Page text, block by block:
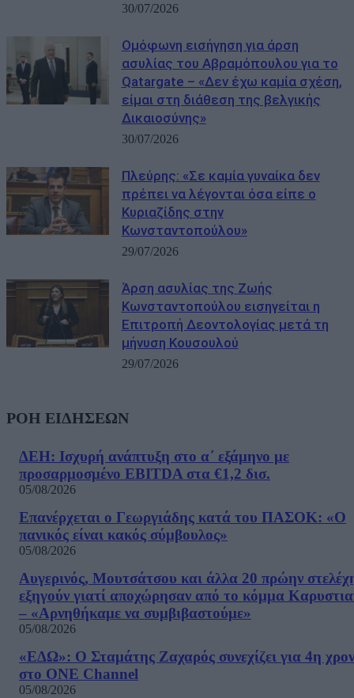
30/07/2026
Ομόφωνη εισήγηση για άρση
ασυλίας του Αβραμόπουλου για το
Qatargate – «Δεν έχω καμία σχέση,
είμαι στη διάθεση της βελγικής
Δικαιοσύνης»
30/07/2026
Πλεύρης: «Σε καμία γυναίκα δεν
πρέπει να λέγονται όσα είπε o
Κυριαζίδης στην
Κωνσταντοπούλου»
29/07/2026
Άρση ασυλίας της Ζωής
Κωνσταντοπούλου εισηγείται η
Επιτροπή Δεοντολογίας μετά τη
μήνυση Κουσουλού
29/07/2026
ΡΟΗ ΕΙΔΗΣΕΩΝ
ΔΕΗ: Ισχυρή ανάπτυξη στο α΄ εξάμηνο με
προσαρμοσμένο EBITDA στα €1,2 δισ.
05/08/2026
Επανέρχεται ο Γεωργιάδης κατά του ΠΑΣΟΚ: «Ο
πανικός είναι κακός σύμβουλος»
05/08/2026
Αυγερινός, Μουτσάτσου και άλλα 20 πρώην
εξηγούν γιατί αποχώρησαν από το κόμμα
– «Αρνηθήκαμε να συμβιβαστούμε»
05/08/2026
«ΕΔΩ»: Ο Σταμάτης Ζαχαρός συνεχίζει για 4η
στο ONE Channel
05/08/2026